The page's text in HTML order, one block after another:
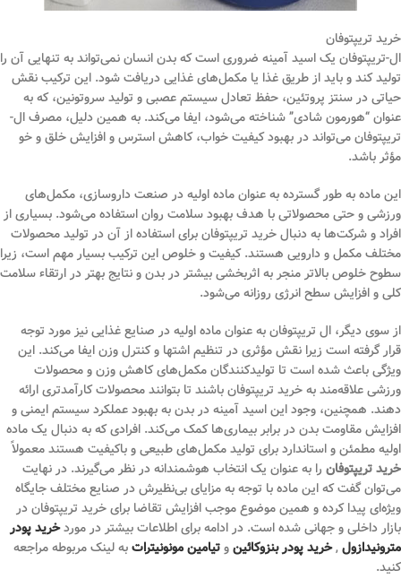
خرید تریپتوفان
ال-تریپتوفان یک اسید آمینه ضروری است که بدن انسان نمی‌تواند به تنهایی آن را
تولید کند و باید از طریق غذا یا مکمل‌های غذایی دریافت شود. این ترکیب نقش
حیاتی در سنتز پروتئین، حفظ تعادل سیستم عصبی و تولید سروتونین، که به
عنوان “هورمون شادی” شناخته می‌شود، ایفا می‌کند. به همین دلیل، مصرف ال-
تریپتوفان می‌تواند در بهبود کیفیت خواب، کاهش استرس و افزایش خلق و خو
مؤثر باشد.
این ماده به طور گسترده به عنوان ماده اولیه در صنعت داروسازی، مکمل‌های
ورزشی و حتی محصولاتی با هدف بهبود سلامت روان استفاده می‌شود. بسیاری از
افراد و شرکت‌ها به دنبال خرید تریپتوفان برای استفاده از آن در تولید محصولات
مختلف مکمل و دارویی هستند. کیفیت و خلوص این ترکیب بسیار مهم است، زیرا
سطوح خلوص بالاتر منجر به اثربخشی بیشتر در بدن و نتایج بهتر در ارتقاء سلامت
کلی و افزایش سطح انرژی روزانه می‌شود.
از سوی دیگر، ال‌ تریپتوفان به عنوان ماده اولیه در صنایع غذایی نیز مورد توجه
قرار گرفته است زیرا نقش مؤثری در تنظیم اشتها و کنترل وزن ایفا می‌کند. این
ویژگی باعث شده است تا تولیدکنندگان مکمل‌های کاهش وزن و محصولات
ورزشی علاقه‌مند به خرید تریپتوفان باشند تا بتوانند محصولات کارآمدتری ارائه
دهند. همچنین، وجود این اسید آمینه در بدن به بهبود عملکرد سیستم ایمنی و
افزایش مقاومت بدن در برابر بیماری‌ها کمک می‌کند. افرادی که به دنبال یک ماده
اولیه مطمئن و استاندارد برای تولید مکمل‌های طبیعی و باکیفیت هستند معمولاً
خرید تریپتوفان را به عنوان یک انتخاب هوشمندانه در نظر می‌گیرند. در نهایت
می‌توان گفت که این ماده با توجه به مزایای بی‌نظیرش در صنایع مختلف جایگاه
ویژه‌ای پیدا کرده و همین موضوع موجب افزایش تقاضا برای خرید تریپتوفان در
بازار داخلی و جهانی شده است. در ادامه برای اطلاعات بیشتر در موردخرید پودر
مترونیدازول,خرید پودر بنزوکائینوتیامین مونونیتراتبه لینک مربوطه مراجعه
کنید.